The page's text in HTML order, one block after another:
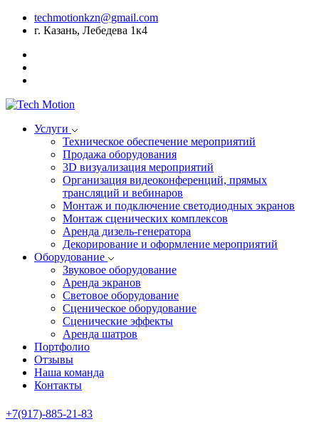
techmotionkzn@gmail.com
г. Казань, Лебедева 1к4
Услуги
Техническое обеспечение мероприятий
Продажа оборудования
3D визуализация мероприятий
Организация видеоконференций, прямых
трансляций и вебинаров
Монтаж и подключение светодиодных экранов
Монтаж сценических комплексов
Аренда дизель-генератора
Декорирование и оформление мероприятий
Оборудование
Звуковое оборудование
Аренда экранов
Световое оборудование
Сценическое оборудование
Сценические эффекты
Аренда шатров
Портфолио
Отзывы
Наша команда
Контакты
+7(917)-885-21-83